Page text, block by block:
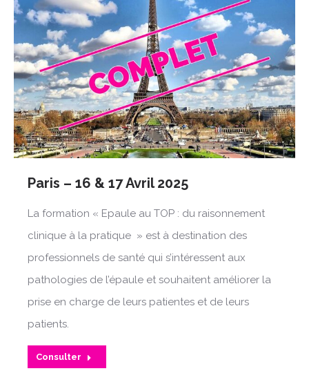
Paris – 16 & 17 Avril 2025
La formation « Epaule au TOP : du raisonnement
clinique à la pratique » est à destination des
professionnels de santé qui s’intéressent aux
pathologies de l’épaule et souhaitent améliorer la
prise en charge de leurs patientes et de leurs
patients.
Consulter